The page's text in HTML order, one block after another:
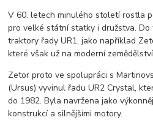
V 60. letech minulého století rostla
pro velké státní statky i družstva.
traktory řady UR1, jako například
které však už na moderní
Zetor proto ve spolupráci s
(Ursus) vyvinul řadu UR2 Crystal,
do 1982. Byla navržena jako
konstrukcí a silnějšími motory.